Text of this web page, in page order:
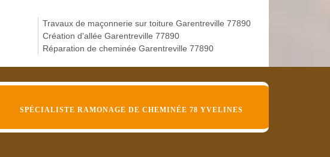
Travaux de maçonnerie sur toiture Garentreville 77890
Création d'allée Garentreville 77890
Réparation de cheminée Garentreville 77890
SPÉCIALISTE RAMONAGE DE CHEMINÉE 78 YVELINES